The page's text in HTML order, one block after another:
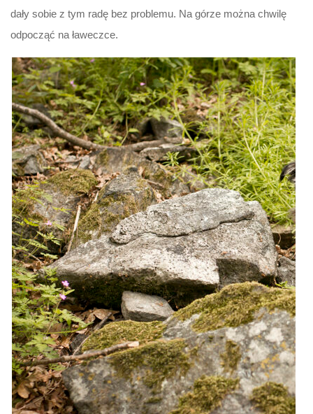
dały sobie z tym radę bez problemu. Na górze można chwilę
odpocząć na ławeczce.